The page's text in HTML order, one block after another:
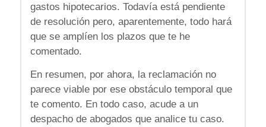
gastos hipotecarios. Todavía está pendiente
de resolución pero, aparentemente, todo hará
que se amplíen los plazos que te he
comentado.
En resumen, por ahora, la reclamación no
parece viable por ese obstáculo temporal que
te comento. En todo caso, acude a un
despacho de abogados que analice tu caso.